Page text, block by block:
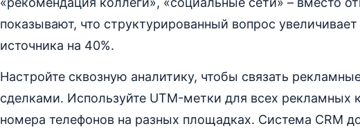
показывают, что структурированный вопрос
источника на 40%.
Настройте сквозную аналитику, чтобы связать
сделками. Используйте UTM-метки для всех рекламных
номера телефонов на разных площадках. Система CRM